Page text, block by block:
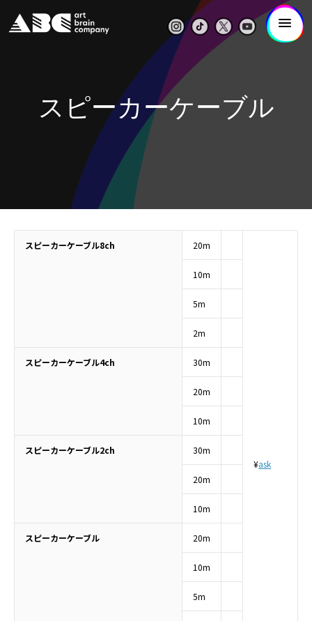
スピーカーケーブル
スピーカーケーブル8ch 20m
¥ask
10m
5m
2m
スピーカーケーブル4ch 30m
20m
10m
スピーカーケーブル2ch 30m
20m
10m
スピーカーケーブル 20m
10m
5m